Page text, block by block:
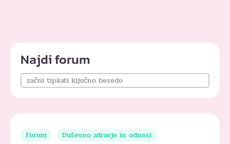
Najdi forum
Forum
Duševno zdravje in odnosi